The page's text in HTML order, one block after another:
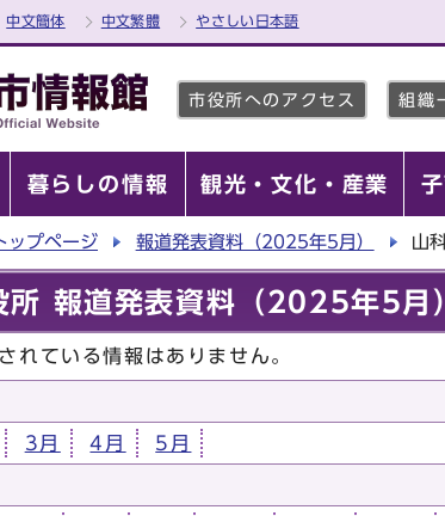
中文簡体 中文繁體 やさしい日本語
市役所へのアクセス 組織
暮らしの情報 観光・文化・産業
ップページ 報道発表資料（2025年5月） 山
所 報道発表資料（2025年5月
れている情報はありません。
3月 4月 5月